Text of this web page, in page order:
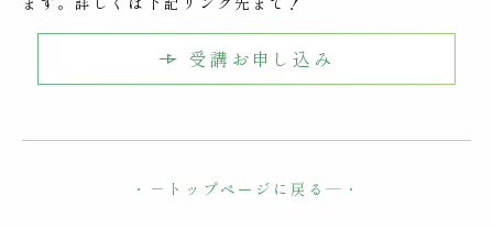
受講お申し込み
・－ トップページに戻る―・